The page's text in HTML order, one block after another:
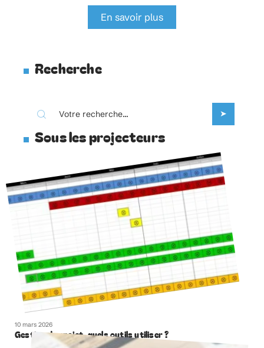
En savoir plus
Recherche
Sous les projecteurs
10 mars 2026
Gestion de projet, quels outils utiliser ?